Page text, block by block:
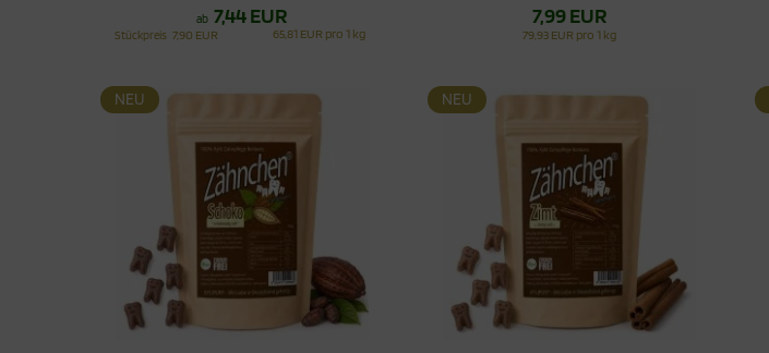
ab 7,44 EUR
Stückpreis 7,90 EUR 65,81 EUR pro 1 kg
7,99 EUR
79,93 EUR pro 1 kg
NEU NEU